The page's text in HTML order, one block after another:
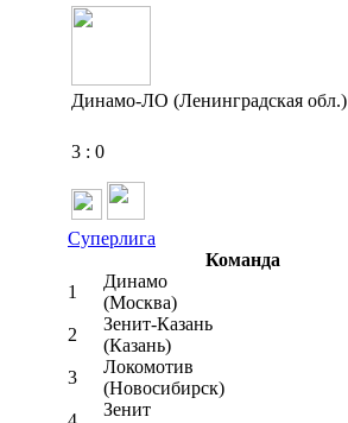
Динамо-ЛО (Ленинградская обл.)
3 : 0
Суперлига
Команда
1
Динамо
(Москва)
2
Зенит-Казань
(Казань)
3
Локомотив
(Новосибирск)
Зенит